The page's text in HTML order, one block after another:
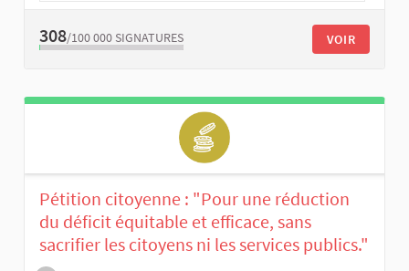
308/100 000 SIGNATURES VOIR
Pétition citoyenne : "Pour une réduction
du déficit équitable et efficace, sans
sacrifier les citoyens ni les services publics."